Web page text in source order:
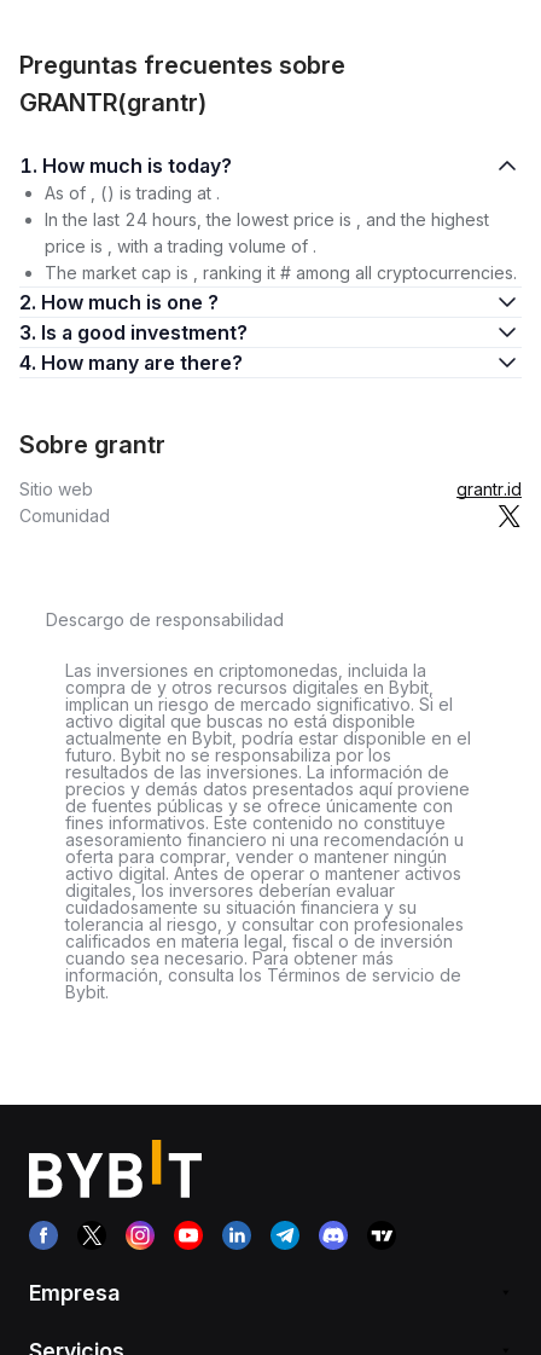
Preguntas frecuentes sobre
GRANTR(grantr)
1. How much is today?
As of , () is trading at .
In the last 24 hours, the lowest price is , and the highest
price is , with a trading volume of .
The market cap is , ranking it # among all cryptocurrencies.
2. How much is one ?
3. Is a good investment?
4. How many are there?
Sobre grantr
Sitio web
grantr.id
Comunidad
Descargo de responsabilidad
Las inversiones en criptomonedas, incluida la
compra de y otros recursos digitales en Bybit,
implican un riesgo de mercado significativo. Si el
activo digital que buscas no está disponible
actualmente en Bybit, podría estar disponible en el
futuro. Bybit no se responsabiliza por los
resultados de las inversiones. La información de
precios y demás datos presentados aquí proviene
de fuentes públicas y se ofrece únicamente con
fines informativos. Este contenido no constituye
asesoramiento financiero ni una recomendación u
oferta para comprar, vender o mantener ningún
activo digital. Antes de operar o mantener activos
digitales, los inversores deberían evaluar
cuidadosamente su situación financiera y su
tolerancia al riesgo, y consultar con profesionales
calificados en materia legal, fiscal o de inversión
cuando sea necesario. Para obtener más
información, consulta los Términos de servicio de
Bybit.
Empresa